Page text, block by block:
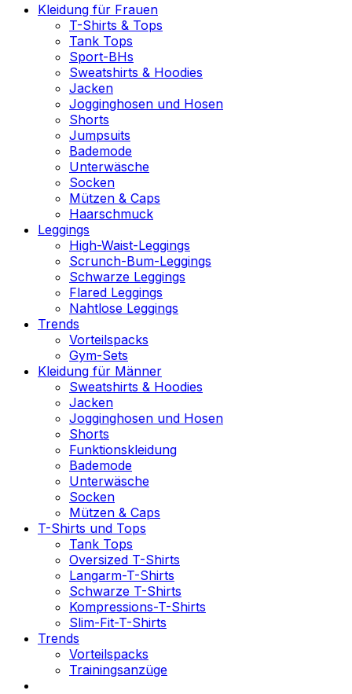
Kleidung für Frauen
T-Shirts & Tops
Tank Tops
Sport-BHs
Sweatshirts & Hoodies
Jacken
Jogginghosen und Hosen
Shorts
Jumpsuits
Bademode
Unterwäsche
Socken
Mützen & Caps
Haarschmuck
Leggings
High-Waist-Leggings
Scrunch-Bum-Leggings
Schwarze Leggings
Flared Leggings
Nahtlose Leggings
Trends
Vorteilspacks
Gym-Sets
Kleidung für Männer
Sweatshirts & Hoodies
Jacken
Jogginghosen und Hosen
Shorts
Funktionskleidung
Bademode
Unterwäsche
Socken
Mützen & Caps
T-Shirts und Tops
Tank Tops
Oversized T-Shirts
Langarm-T-Shirts
Schwarze T-Shirts
Kompressions-T-Shirts
Slim-Fit-T-Shirts
Trends
Vorteilspacks
Trainingsanzüge